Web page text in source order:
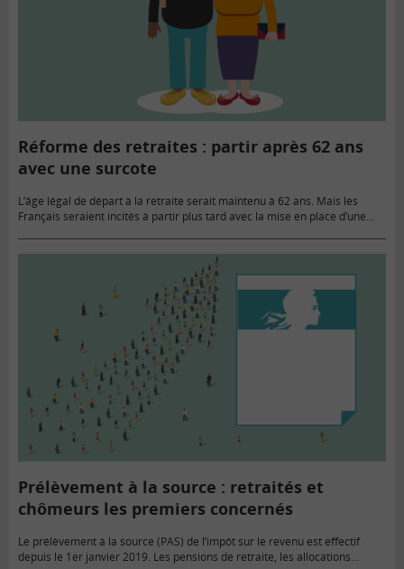
Réforme des retraites : partir après 62 ans
avec une surcote
L’âge légal de départ à la retraite serait maintenu à 62 ans. Mais les
Français seraient incités à partir plus tard avec la mise en place d’une
Prélèvement à la source : retraités et
chômeurs les premiers concernés
Le prélèvement à la source (PAS) de l’impôt sur le revenu est effectif
depuis le 1er janvier 2019. Les pensions de retraite, les allocations